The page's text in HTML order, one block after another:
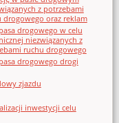
z potrzebami
oraz reklam
drogowego w celu
niezwiązanych z
ruchu drogowego
drogowego drogi
zjazdu
inwestycji celu